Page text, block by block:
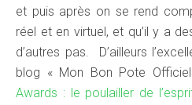
et puis après on se rend
réel et en virtuel, et qu’il y a
d’autres pas. D’ailleurs
blog « Mon Bon Pote
Awards : le poulailler de